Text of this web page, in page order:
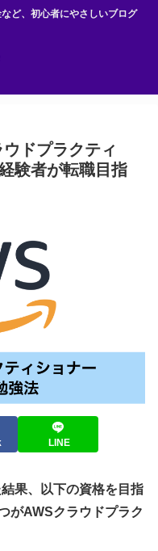
ど、初心者にやさしいブログ
ウドプラクティ
験者が転職目指
LINE
果、以下の資格を目指
がAWSクラウドプラク